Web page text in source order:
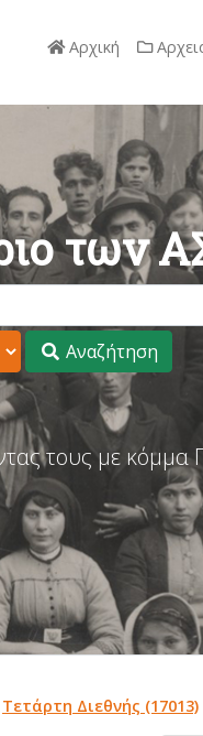
Αρχική
των
Αναζήτηση
τους με κόμμα
Τετάρτη Διεθνής (17013)